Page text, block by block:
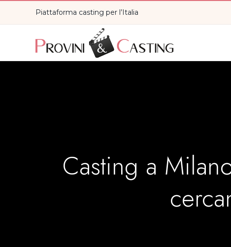
Piattaforma casting per l’Italia
Casting a